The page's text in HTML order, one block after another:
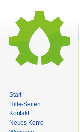
Start
Hilfe-Seiten
Kontakt
Neues Konto